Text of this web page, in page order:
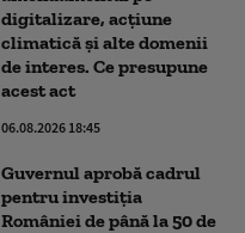
digitalizare, acțiune
climatică şi alte domenii
de interes. Ce presupune
acest act
06.08.2026 18:45
Guvernul aprobă cadrul
pentru investiția
României de până la 50 de